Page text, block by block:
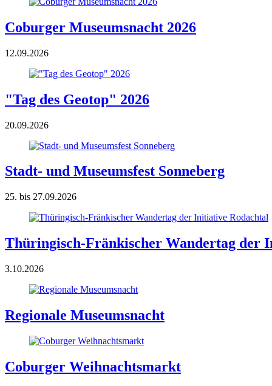
Coburger Museumsnacht 2026
12.09.2026
"Tag des Geotop" 2026
20.09.2026
Stadt- und Museumsfest Sonneberg
25. bis 27.09.2026
Thüringisch-Fränkischer Wandertag der
3.10.2026
Regionale Museumsnacht
Coburger Weihnachtsmarkt